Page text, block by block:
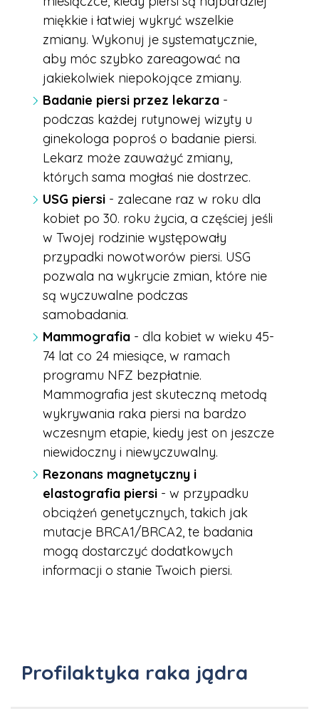
miękkie i łatwiej wykryć wszelkie
zmiany. Wykonuj je systematycznie,
aby móc szybko zareagować na
jakiekolwiek niepokojące zmiany.
Badanie piersi przez lekarza -
podczas każdej rutynowej wizyty u
ginekologa poproś o badanie piersi.
Lekarz może zauważyć zmiany,
których sama mogłaś nie dostrzec.
USG piersi - zalecane raz w roku dla
kobiet po 30. roku życia, a częściej jeśli
w Twojej rodzinie występowały
przypadki nowotworów piersi. USG
pozwala na wykrycie zmian, które nie
są wyczuwalne podczas
samobadania.
Mammografia - dla kobiet w wieku 45-
74 lat co 24 miesiące, w ramach
programu NFZ bezpłatnie.
Mammografia jest skuteczną metodą
wykrywania raka piersi na bardzo
wczesnym etapie, kiedy jest on jeszcze
niewidoczny i niewyczuwalny.
Rezonans magnetyczny i
elastografia piersi - w przypadku
obciążeń genetycznych, takich jak
mutacje BRCA1/BRCA2, te badania
mogą dostarczyć dodatkowych
informacji o stanie Twoich piersi.
Profilaktyka raka jądra